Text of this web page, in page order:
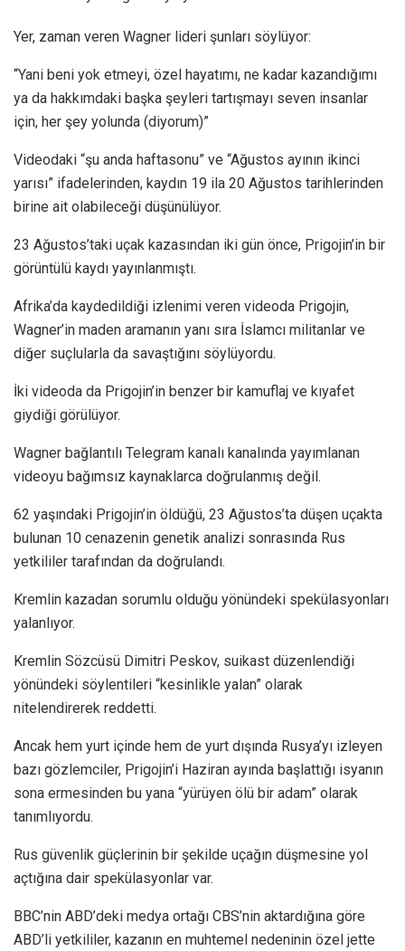
Yer, zaman veren Wagner lideri şunları söylüyor:
“Yani beni yok etmeyi, özel hayatımı, ne kadar kazandığımı
ya da hakkımdaki başka şeyleri tartışmayı seven insanlar
için, her şey yolunda (diyorum)”
Videodaki “şu anda haftasonu” ve “Ağustos ayının ikinci
yarısı” ifadelerinden, kaydın 19 ila 20 Ağustos tarihlerinden
birine ait olabileceği düşünülüyor.
23 Ağustos’taki uçak kazasından iki gün önce, Prigojin’in bir
görüntülü kaydı yayınlanmıştı.
Afrika’da kaydedildiği izlenimi veren videoda Prigojin,
Wagner’in maden aramanın yanı sıra İslamcı militanlar ve
diğer suçlularla da savaştığını söylüyordu.
İki videoda da Prigojin’in benzer bir kamuflaj ve kıyafet
giydiği görülüyor.
Wagner bağlantılı Telegram kanalı kanalında yayımlanan
videoyu bağımsız kaynaklarca doğrulanmış değil.
62 yaşındaki Prigojin’in öldüğü, 23 Ağustos’ta düşen uçakta
bulunan 10 cenazenin genetik analizi sonrasında Rus
yetkililer tarafından da doğrulandı.
Kremlin kazadan sorumlu olduğu yönündeki spekülasyonları
yalanlıyor.
Kremlin Sözcüsü Dimitri Peskov, suikast düzenlendiği
yönündeki söylentileri “kesinlikle yalan” olarak
nitelendirerek reddetti.
Ancak hem yurt içinde hem de yurt dışında Rusya’yı izleyen
bazı gözlemciler, Prigojin’i Haziran ayında başlattığı isyanın
sona ermesinden bu yana “yürüyen ölü bir adam” olarak
tanımlıyordu.
Rus güvenlik güçlerinin bir şekilde uçağın düşmesine yol
açtığına dair spekülasyonlar var.
BBC’nin ABD’deki medya ortağı CBS’nin aktardığına göre
ABD’li yetkililer, kazanın en muhtemel nedeninin özel jette